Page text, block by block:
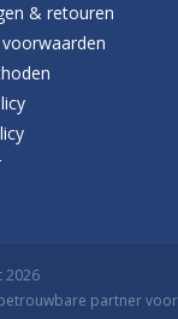
& retouren
2026
partner